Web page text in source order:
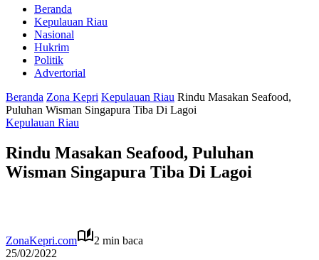
Beranda
Kepulauan Riau
Nasional
Hukrim
Politik
Advertorial
Beranda Zona Kepri Kepulauan Riau Rindu Masakan Seafood,
Puluhan Wisman Singapura Tiba Di Lagoi
Kepulauan Riau
Rindu Masakan Seafood, Puluhan
Wisman Singapura Tiba Di Lagoi
ZonaKepri.com
2 min baca
25/02/2022